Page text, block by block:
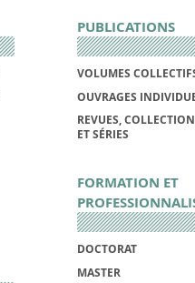
PUBLICATIONS
VOLUMES
OUVRAGES
REVUES,
ET SÉRIES
FORMATION ET
DOCTORAT
MASTER